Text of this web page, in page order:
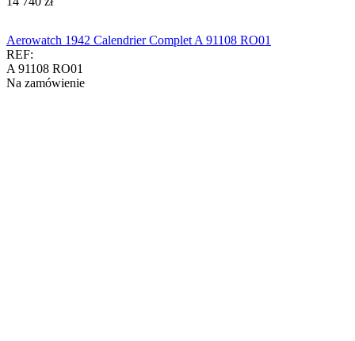
Aerowatch 1942 Calendrier Complet A 91108 RO01
REF:
A 91108 RO01
Na zamówienie